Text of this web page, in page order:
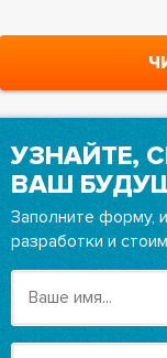
УЗНАЙТЕ,
ВАШ
Заполните форму,
разработки и